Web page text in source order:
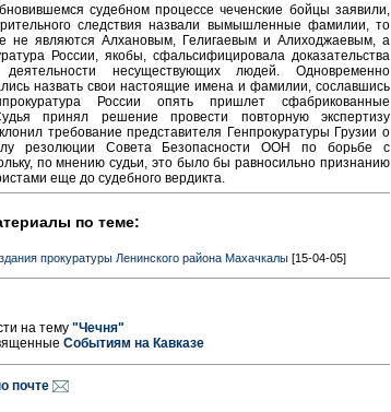
судебном процессе чеченские бойцы заявили,
следствия назвали вымышленные фамилии, то
не являются Алхановым, Гелигаевым и Алиходжаевым, а
России, якобы, сфальсифицировала доказательства
деятельности несуществующих людей. Одновременно
назвать свои настоящие имена и фамилии, сославшись
России опять пришлет сфабрикованные
принял решение провести повторную экспертизу
требование представителя Генпрокуратуры Грузии о
резолюции Совета Безопасности ООН по борьбе с
по мнению судьи, это было бы равносильно признанию
еще до судебного вердикта.
по теме:
прокуратуры Ленинского района Махачкалы [15-04-05]
на тему "Чечня"
Событиям на Кавказе
почте